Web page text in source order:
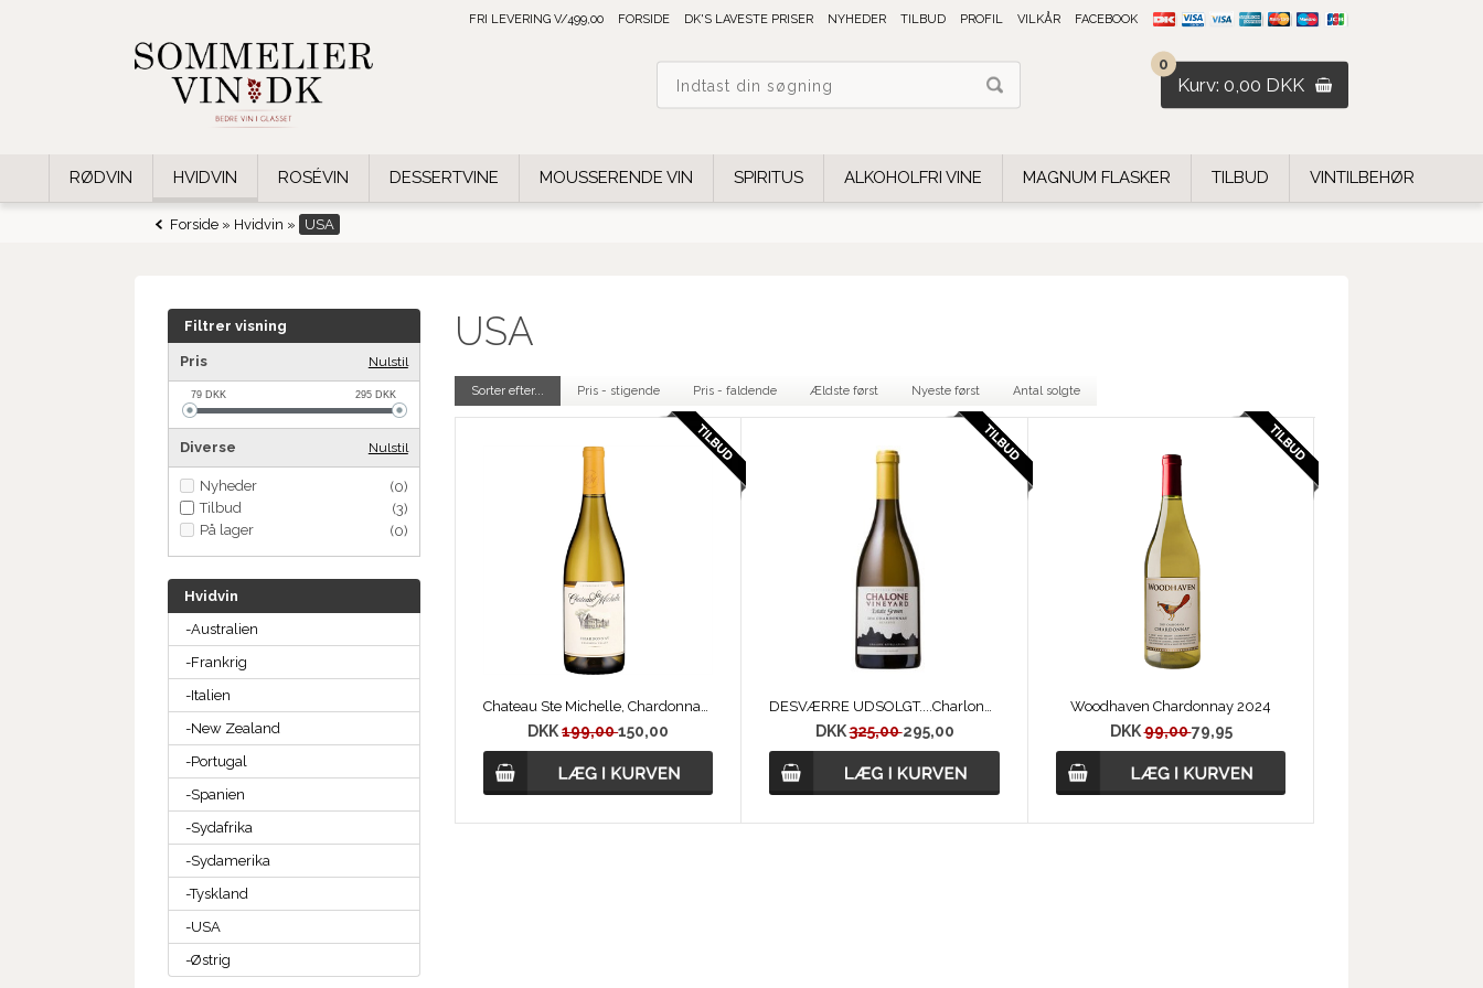
0
Kurv: 0,00 DKK
FRI LEVERING V/499,00 FORSIDE DK'S LAVESTE PRISER NYHEDER TILBUD PROFIL VILKÅR FACEBOOK
RØDVIN HVIDVIN ROSÉVIN DESSERTVINE MOUSSERENDE VIN SPIRITUS ALKOHOLFRI VINE MAGNUM FLASKER TILBUD VINTILBEHØR
Forside » Hvidvin » USA
Filtrer visning
Pris Nulstil
79 DKK 295 DKK
Diverse Nulstil
Nyheder
(0)
Tilbud
(3)
På lager
(0)
Hvidvin
-Australien
-Frankrig
-Italien
-New Zealand
-Portugal
-Spanien
-Sydafrika
-Sydamerika
-Tyskland
-USA
-Østrig
USA
Sorter efter... Pris - stigende Pris - faldende Ældste først Nyeste først Antal solgte
Chateau Ste Michelle, Chardonnay 2022
DKK199,00150,00
DESVÆRRE UDSOLGT....Charlone Vineyard, Estate Grown, Chardonnay 2021, Californien
DKK325,00295,00
Woodhaven Chardonnay 2024
DKK99,0079,95